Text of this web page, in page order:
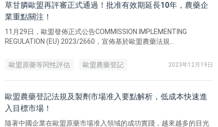
草甘膦歐盟再評審正式通過！批准有效期延長10年，農藥企
業重點關注！
11月29日，歐盟發佈正式公告COMMISSION IMPLEMENTING
REGULATION (EU) 2023/2660，宣佈基於歐盟農藥法規
審正式通過，批准有效期延長10年，該公告將於2023年12月16日起
生效。至此，本次草甘膦再評審終於畫上圓滿句號。
歐盟原藥等同性評估 歐盟農藥登記 2023年12月19日
歐盟農藥登記法規及製劑市場准入要點解析，低成本快速進
入目標市場！
隨著中國企業在歐盟原藥市場准入領域的成功實踐，越來越多的目光